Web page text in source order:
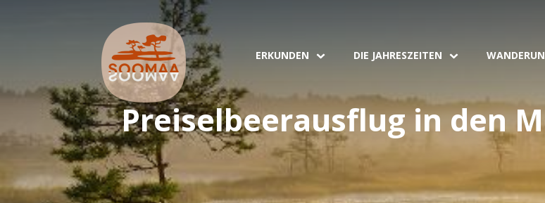
ERKUNDEN DIE JAHRESZEITEN
Preiselbeerausflug in den